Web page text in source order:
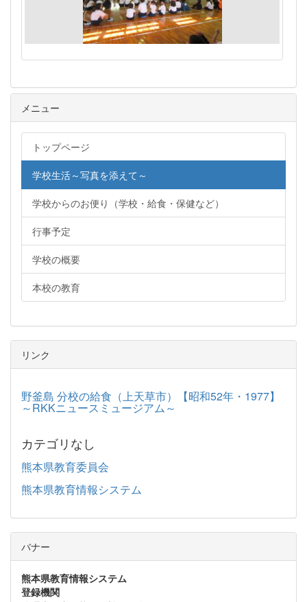
メニュー
トップページ
学校生活～写真を添えて～
学校からのお便り（学校・給食・保健など）
行事予定
学校の概要
本校の教育
リンク
野釜島 分校の給食（上天草市）【昭和52年・1977】
～RKKニュースミュージアム～
カテゴリなし
熊本県教育委員会
熊本県教育情報システム
バナー
熊本県教育情報システム
登録機関